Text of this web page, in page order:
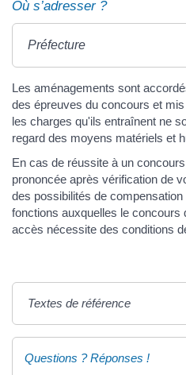
Où s’adresser ?
Préfecture
Les aménagements sont
des épreuves du concours et
les charges qu'ils entraînent ne
regard des moyens matériels et
En cas de réussite à un
prononcée après vérification de
des possibilités de
fonctions auxquelles le
accès nécessite des conditions
Textes de référence
Questions ? Réponses !